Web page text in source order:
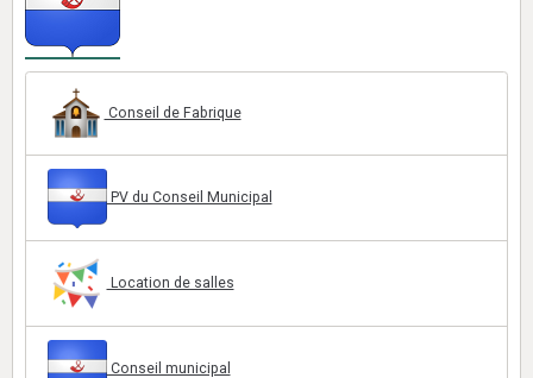
Conseil de Fabrique
PV du Conseil Municipal
Location de salles
Conseil municipal